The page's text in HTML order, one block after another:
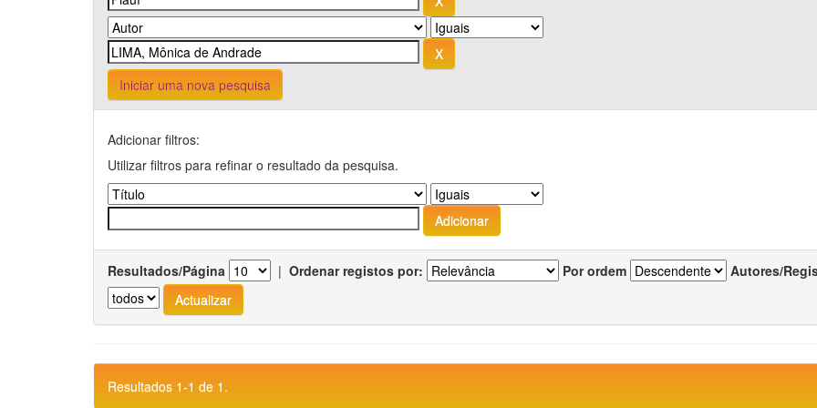
Iniciar uma nova pesquisa
Adicionar filtros:
Utilizar filtros para refinar o resultado da pesquisa.
Resultados/Página | Ordenar registos por: Por ordem Autores/
Resultados 1-1 de 1.